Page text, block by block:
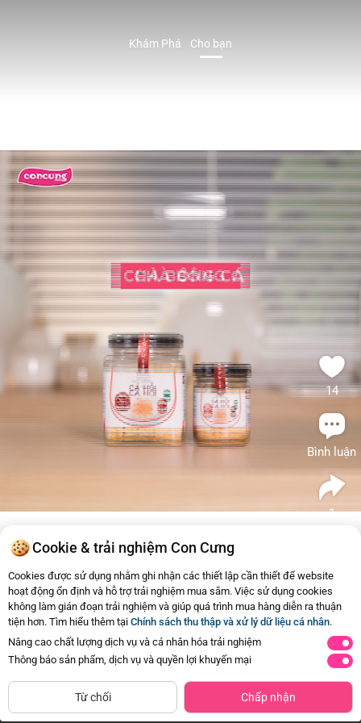
Khám Phá Cho bạn
14
Bình luận
1
Tương tự
1 Chà bông cá hồi 20g
83.000đ -30%
58.100đ Mua ngay
Cookie & trải nghiệm Con Cưng
Cookies được sử dụng nhằm ghi nhận các thiết lập cần thiết để website
hoạt động ổn định và hỗ trợ trải nghiệm mua sắm. Việc sử dụng cookies
không làm gián đoạn trải nghiệm và giúp quá trình mua hàng diễn ra thuận
tiện hơn. Tìm hiểu thêm tại Chính sách thu thập và xử lý dữ liệu cá nhân.
Nâng cao chất lượng dịch vụ và cá nhân hóa trải nghiệm
Thông báo sản phẩm, dịch vụ và quyền lợi khuyến mại
Từ chối Chấp nhận
Danh mục Giỏ hàng